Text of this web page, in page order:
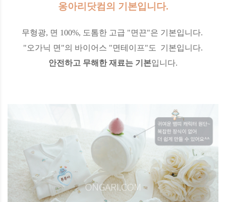
옹아리닷컴의 기본입니다.
무형광, 면 100%, 도톰한 고급 "면끈"은 기본입니다.
"오가닉 면"의 바이어스 "면테이프"도 기본입니다.
안전하고 무해한 재료는 기본입니다.